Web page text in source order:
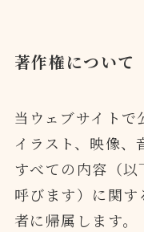
著作権について
当ウェブサイトで
イラスト、映像
すべての内容（
呼びます）に関
者に帰属します。